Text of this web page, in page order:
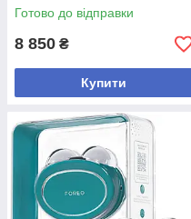
Готово до відправки
8 850 ₴
Купити